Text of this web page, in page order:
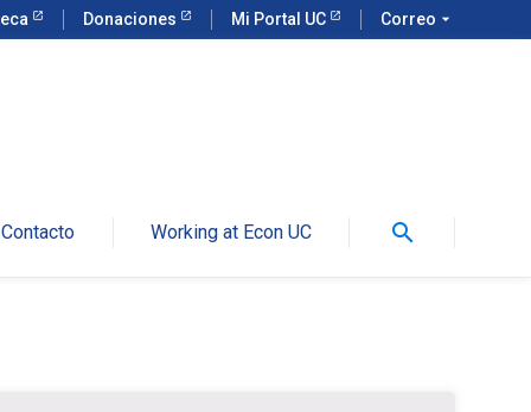
Donaciones Mi Portal UC Correo arrow_drop_down
Contacto Working at Econ UC search